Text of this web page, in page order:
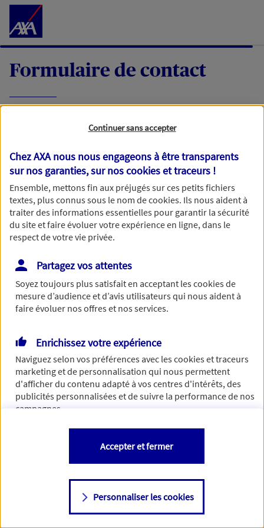
Accéder au Contenu
Formulaire de contact
demande, nous vous répondrons dans les
meilleurs délais par mail ou par téléphone.
Votre message :
Vous disposez de droits sur les informations vous concernant. Pour
plus d’informations,cliquez ici.
Continuer sans accepter
Chez AXA nous nous engageons à être transparents
sur nos garanties, sur noscookies et traceurs !
Ensemble, mettons fin aux préjugés sur ces petits fichiers
textes, plus connus sous le nom decookies. Ils nous aident à
traiter des informations essentielles pour garantir la sécurité
du site et faire évoluer votre expérience en ligne, dans le
respect de votre vie privée.
Partagez vos attentes
Soyez toujours plus satisfait en acceptant lescookiesde
mesure d’audience et d’avis utilisateurs qui nous aident à
faire évoluer nos offres et nos services.
Enrichissez votre expérience
Naviguez selon vos préférences avec lescookies et traceurs
marketing et de personnalisation qui nous permettent
d'afficher du contenu adapté à vos centres d'intérêts, des
publicités personnalisées et de suivre la performance de nos
campagnes.
Vous êtes libre de les accepter, de les refuser comme de
changer d'avis à tout moment en allant sur
Consulter notre politique decookies
Personnaliser les cookies
Accepter et fermer